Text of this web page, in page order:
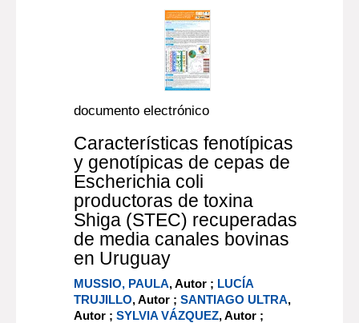
documento electrónico
Características fenotípicas
y genotípicas de cepas de
Escherichia coli
productoras de toxina
Shiga (STEC) recuperadas
de media canales bovinas
en Uruguay
MUSSIO, PAULA, Autor ; LUCÍA
TRUJILLO, Autor ;SANTIAGO ULTRA,
Autor ;SYLVIA VÁZQUEZ, Autor ;